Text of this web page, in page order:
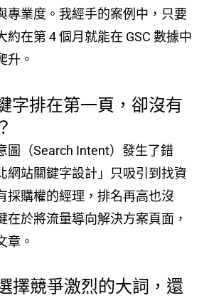
專業度。我經手的案例中，只要
約在第 4 個月就能在 GSC 數據中
升。
字排在第一頁，卻沒有
圖（Search Intent）發生了錯
網站關鍵字設計」只吸引到找資
採購權的經理，排名再高也沒
在於將流量導向解決方案頁面，
章。
擇競爭激烈的大詞，還